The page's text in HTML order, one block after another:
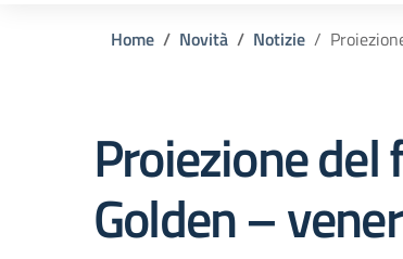
Home Novità Notizie
Proiezione
Golden –